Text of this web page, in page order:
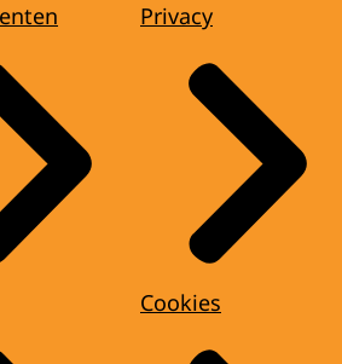
Privacy
Cookies